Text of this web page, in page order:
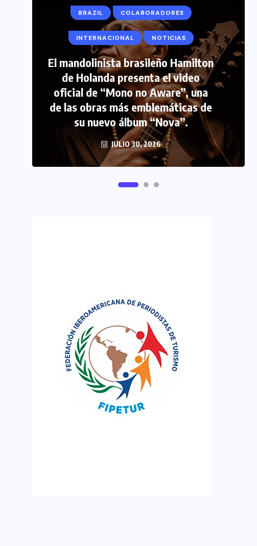
BRAZIL COLABORADORES
INTERNACIONAL NOTICIAS
El mandolinista brasileño Hamilton
de Holanda presenta el video
oficial de “Mono no Aware”, una
de las obras más emblemáticas de
su nuevo álbum “Nova”.
JULIO 30, 2026
COLABORADORES INTERNACIONAL
NOTICIAS PERIODISMO TURISTICO
FIPETUR se solidariza con
Venezuela
JUNIO 29, 2026